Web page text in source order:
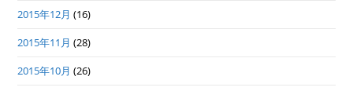
2015年12月 (16)
2015年11月 (28)
2015年10月 (26)